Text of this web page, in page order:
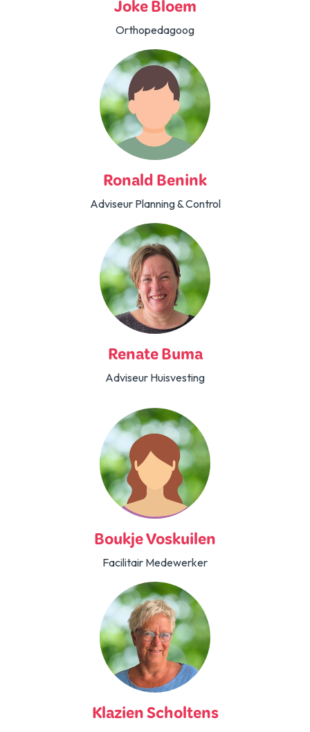
Joke Bloem
Orthopedagoog
Ronald Benink
Adviseur Planning & Control
Renate Buma
Adviseur Huisvesting
Boukje Voskuilen
Facilitair Medewerker
Klazien Scholtens